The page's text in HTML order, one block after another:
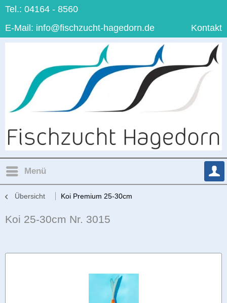
Tel.: 04164 - 8560
E-Mail: info@fischzucht-hagedorn.de Kontakt
Menü
Übersicht Koi Premium 25-30cm
Koi 25-30cm Nr. 3015